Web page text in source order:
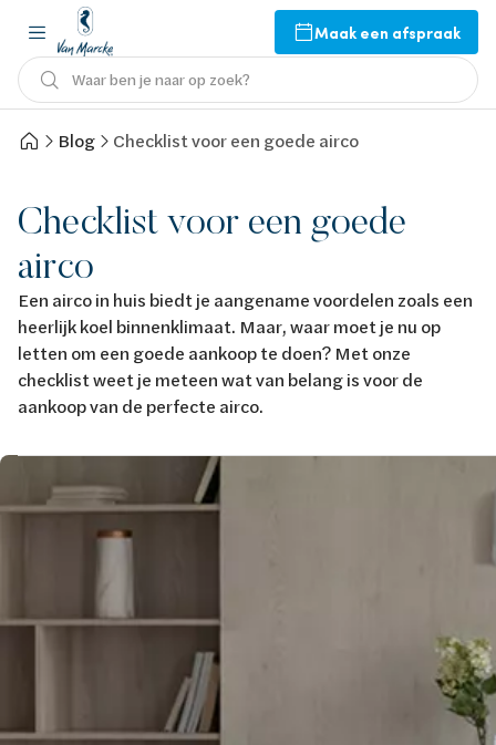
Maak een afspraak
Waar ben je naar op zoek?
Blog Checklist voor een goede airco
Checklist voor een goede
airco
Een airco in huis biedt je aangename voordelen zoals een
heerlijk koel binnenklimaat. Maar, waar moet je nu op
letten om een goede aankoop te doen? Met onze
checklist weet je meteen wat van belang is voor de
aankoop van de perfecte airco.
Afbeelding